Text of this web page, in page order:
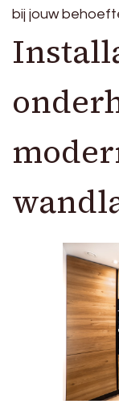
bij jouw